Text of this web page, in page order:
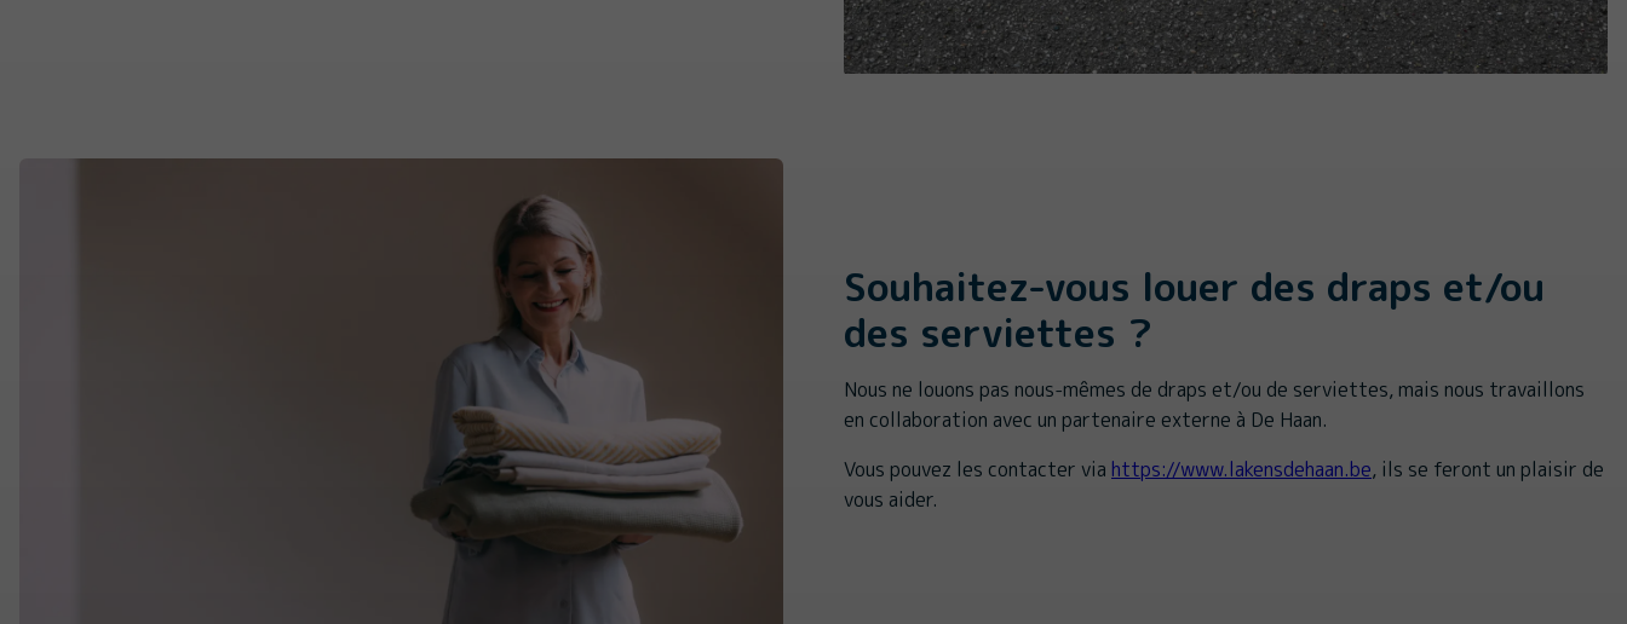
Souhaitez-vous louer des draps et/ou
des serviettes ?
Nous ne louons pas nous-mêmes de draps et/ou de serviettes, mais nous travaillons
en collaboration avec un partenaire externe à De Haan.
Vous pouvez les contacter via https://www.lakensdehaan.be, ils se feront un plaisir de
vous aider.